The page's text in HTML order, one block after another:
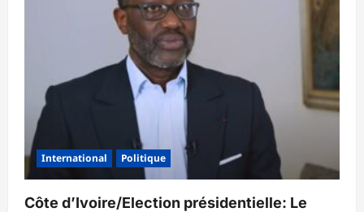
conclave
débutera
mai
Vatican
International Politique
Côte d’Ivoire/Election présidentielle: Le